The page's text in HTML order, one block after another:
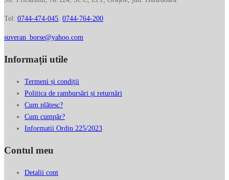
Tel: 0744-474-045; 0744-764-200
suveran_borse@yahoo.com
Informații utile
Termeni și condiții
Politica de rambursări și returnări
Cum plătesc?
Cum cumpăr?
Informatii Ordin 225/2023
Contul meu
Detalii cont